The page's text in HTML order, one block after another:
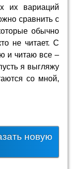
их вариаций
сравнить с
обычно
не читает. С
и читаю все –
я выгляжу
со мной,
новую